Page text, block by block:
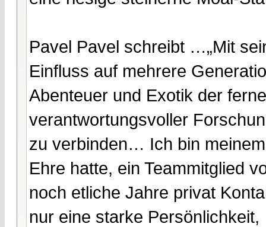
Pavel Pavel schreibt …„Mit
Einfluss auf mehrere
Abenteuer und Exotik der
verantwortungsvoller
zu verbinden… Ich bin
Ehre hatte, ein Teammitglied
noch etliche Jahre privat
nur eine starke Persönlichkeit,